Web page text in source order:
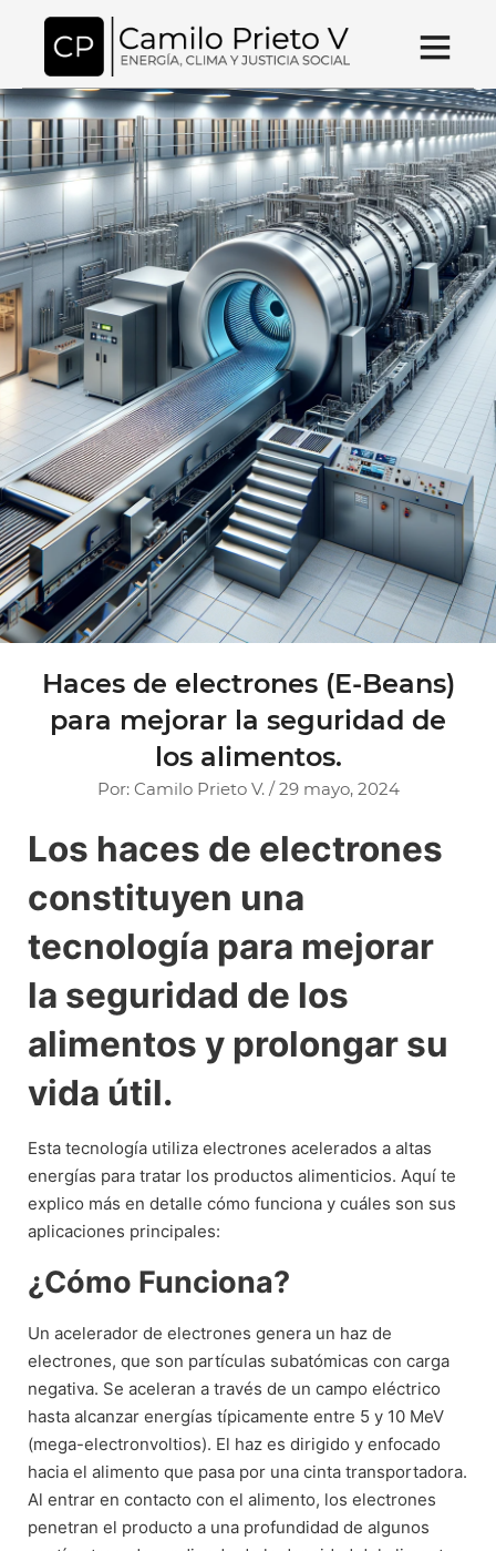
Haces de electrones (E-Beans)
para mejorar la seguridad de
los alimentos.
Por: Camilo Prieto V. / 29 mayo, 2024
Los haces de electrones
constituyen una
tecnología para mejorar
la seguridad de los
alimentos y prolongar su
vida útil.
Esta tecnología utiliza electrones acelerados a altas
energías para tratar los productos alimenticios. Aquí te
explico más en detalle cómo funciona y cuáles son sus
aplicaciones principales:
¿Cómo Funciona?
Un acelerador de electrones genera un haz de
electrones, que son partículas subatómicas con carga
negativa. Se aceleran a través de un campo eléctrico
hasta alcanzar energías típicamente entre 5 y 10 MeV
(mega-electronvoltios). El haz es dirigido y enfocado
hacia el alimento que pasa por una cinta transportadora.
Al entrar en contacto con el alimento, los electrones
penetran el producto a una profundidad de algunos